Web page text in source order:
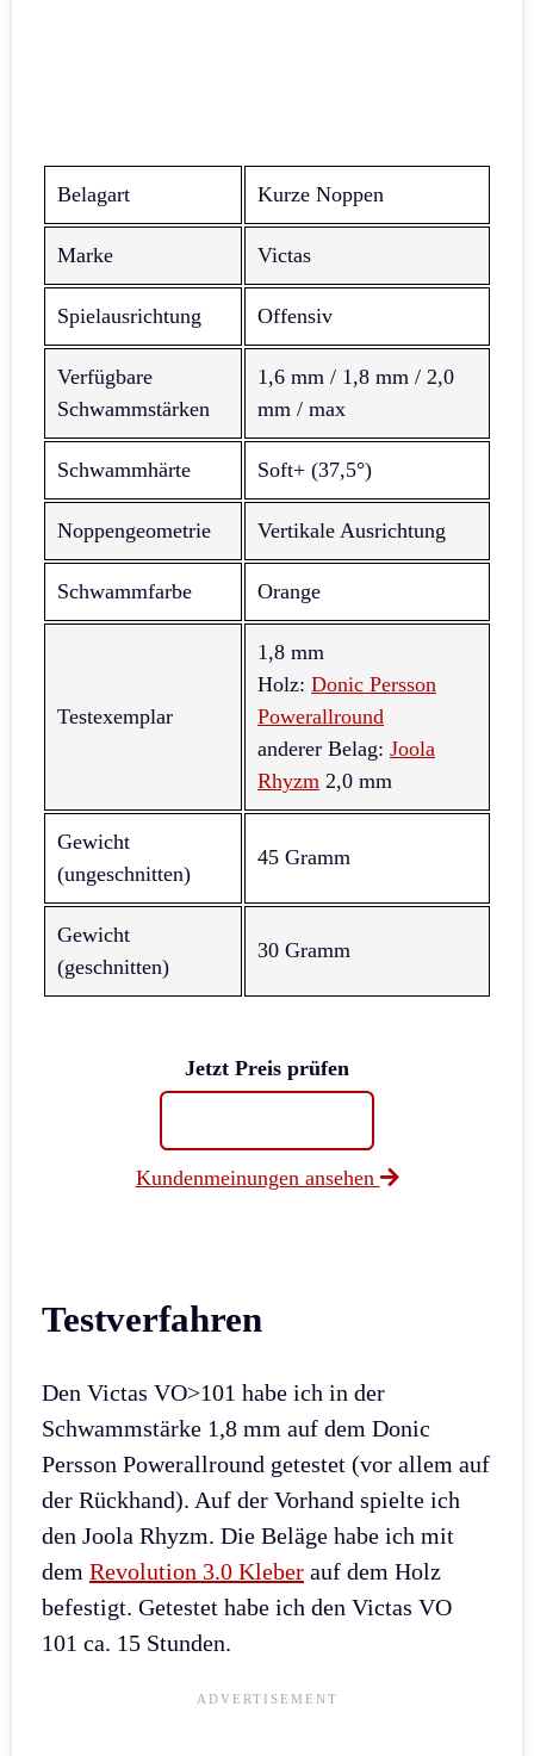
Belagart Kurze Noppen
Marke Victas
Spielausrichtung Offensiv
Verfügbare
Schwammstärken
1,6 mm / 1,8 mm / 2,0
mm / max
Schwammhärte Soft+ (37,5°)
Noppengeometrie Vertikale Ausrichtung
Schwammfarbe Orange
Testexemplar
1,8 mm
Holz: Donic Persson
Powerallround
anderer Belag: Joola
Rhyzm 2,0 mm
Gewicht
(ungeschnitten)
45 Gramm
Gewicht
(geschnitten)
30 Gramm
Jetzt Preis prüfen
Kundenmeinungen ansehen
Testverfahren
Den Victas VO>101 habe ich in der
Schwammstärke 1,8 mm auf dem Donic
Persson Powerallround getestet (vor allem auf
der Rückhand). Auf der Vorhand spielte ich
den Joola Rhyzm. Die Beläge habe ich mit
dem Revolution 3.0 Kleber auf dem Holz
befestigt. Getestet habe ich den Victas VO
101 ca. 15 Stunden.